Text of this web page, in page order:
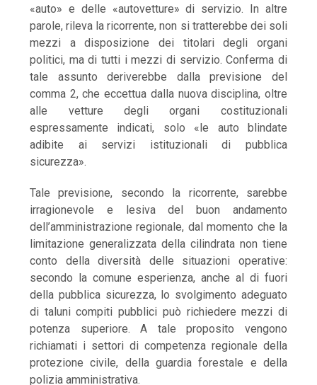
«auto» e delle «autovetture» di servizio. In altre
parole, rileva la ricorrente, non si tratterebbe dei soli
mezzi a disposizione dei titolari degli organi
politici, ma di tutti i mezzi di servizio. Conferma di
tale assunto deriverebbe dalla previsione del
comma 2, che eccettua dalla nuova disciplina, oltre
alle vetture degli organi costituzionali
espressamente indicati, solo «le auto blindate
adibite ai servizi istituzionali di pubblica
sicurezza».
Tale previsione, secondo la ricorrente, sarebbe
irragionevole e lesiva del buon andamento
dell’amministrazione regionale, dal momento che la
limitazione generalizzata della cilindrata non tiene
conto della diversità delle situazioni operative:
secondo la comune esperienza, anche al di fuori
della pubblica sicurezza, lo svolgimento adeguato
di taluni compiti pubblici può richiedere mezzi di
potenza superiore. A tale proposito vengono
richiamati i settori di competenza regionale della
protezione civile, della guardia forestale e della
polizia amministrativa.